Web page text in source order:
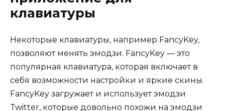
клавиатуры
Некоторые клавиатуры, например FancyKey,
позволяют менять эмодзи. FancyKey — это
популярная клавиатура, которая включает в
себя возможности настройки и яркие скины.
FancyKey загружает и использует эмодзи
Twitter, которые довольно похожи на эмодзи